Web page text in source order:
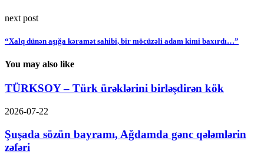
next post
“Xalq dünən aşığa kəramət sahibi, bir möcüzəli adam kimi baxırdı…”
You may also like
TÜRKSOY – Türk ürəklərini birləşdirən kök
2026-07-22
Şuşada sözün bayramı, Ağdamda gənc qələmlərin
zəfəri